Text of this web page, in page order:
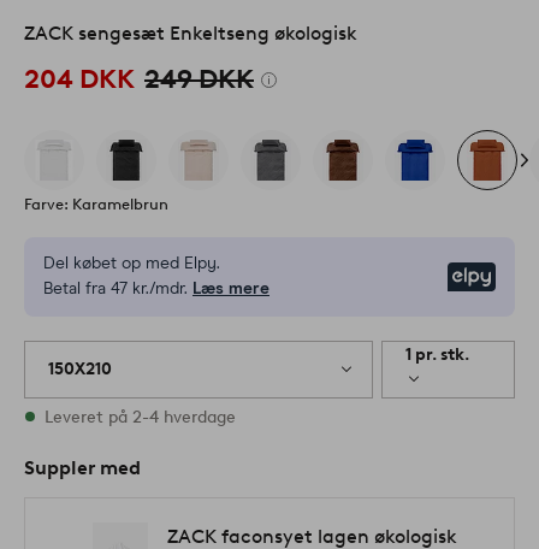
ZACK sengesæt Enkeltseng økologisk
204 DKK 249 DKK
Farve: Karamelbrun
Del købet op med Elpy.
Betal fra 47 kr./mdr. Læs mere
150X210
1 pr. stk.
På lager
Leveret på 2-4 hverdage
Suppler med
ZACK faconsyet lagen økologisk